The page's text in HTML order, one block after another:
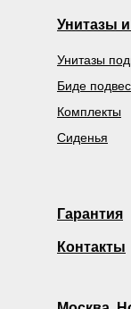
Унитазы
Унитазы
Биде
Комплекты
Гарантия
Контакты
Сиденья